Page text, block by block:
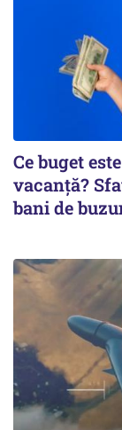
Ce buget
vacanță?
bani de